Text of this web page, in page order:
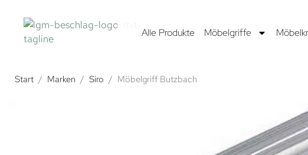
Alle Produkte Möbelgriffe
Start / Marken / Siro / Möbelgriff Butzbach